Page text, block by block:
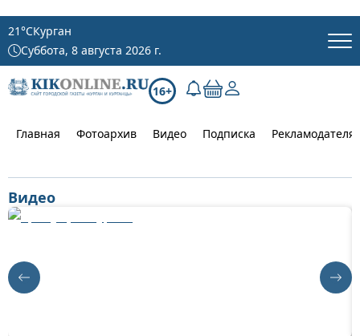
21°CКурган
Суббота, 8 августа 2026 г.
16+
Главная Фотоархив Видео Подписка
Видео